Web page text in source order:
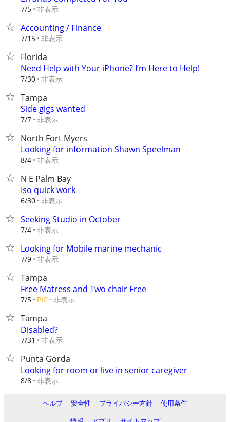
7/5 非表示
Accounting / Finance
7/15 非表示
Florida
Need Help with Your iPhone? I’m Here to Help!
7/30 非表示
Tampa
Side gigs wanted
7/7 非表示
North Fort Myers
Looking for information Shawn Speelman
8/4 非表示
N E Palm Bay
Iso quick work
6/30 非表示
Seeking Studio in October
7/4 非表示
Looking for Mobile marine mechanic
7/9 非表示
Tampa
Free Matress and Two chair Free
7/5 PIC 非表示
Tampa
Disabled?
7/31 非表示
Punta Gorda
Looking for room or live in senior caregiver
8/8 非表示
ヘルプ 安全性 プライバシー方針
使用条件